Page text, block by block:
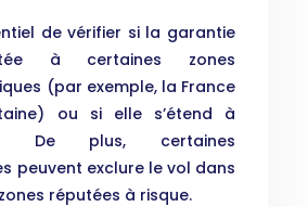
de vérifier si la garantie
à certaines zones
(par exemple, la France
ou si elle s’étend à
De plus, certaines
peuvent exclure le vol dans
réputées à risque.